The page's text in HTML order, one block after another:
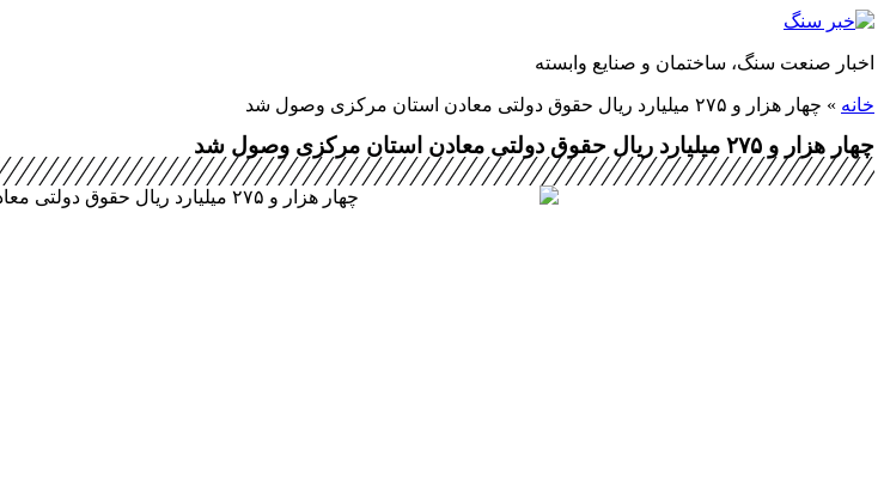
پرش
محتوا
اخبار صنعت سنگ، ساختمان و صنایع وابسته
خانه » چهار هزار و ۲۷۵ میلیارد ریال حقوق دولتی معادن استان مرکزی وصول شد
چهار هزار و ۲۷۵ میلیارد ریال حقوق دولتی معادن استان مرکزی وصول شد